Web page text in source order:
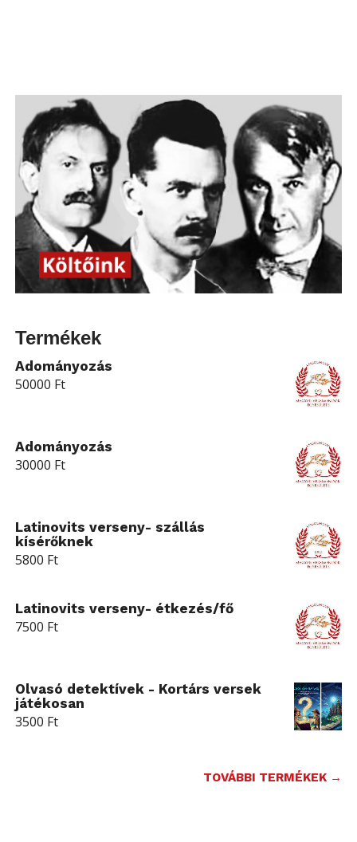
Termékek
Adományozás
50000 Ft
Adományozás
30000 Ft
Latinovits verseny- szállás
kísérőknek
5800 Ft
Latinovits verseny- étkezés/fő
7500 Ft
Olvasó detektívek - Kortárs versek
játékosan
3500 Ft
TOVÁBBI TERMÉKEK →